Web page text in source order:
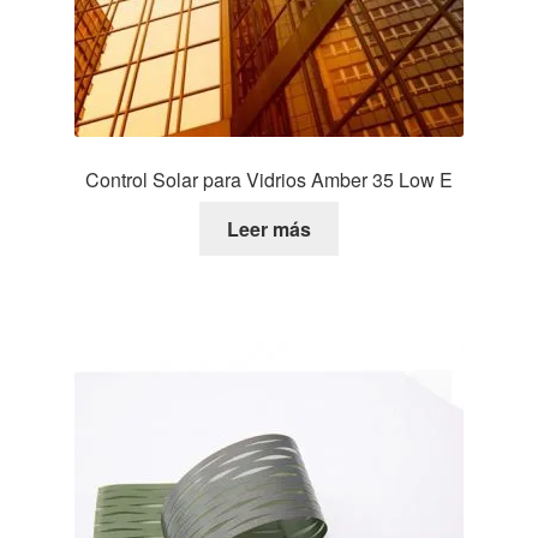
Control Solar para Vidrios Amber 35 Low E
Leer más